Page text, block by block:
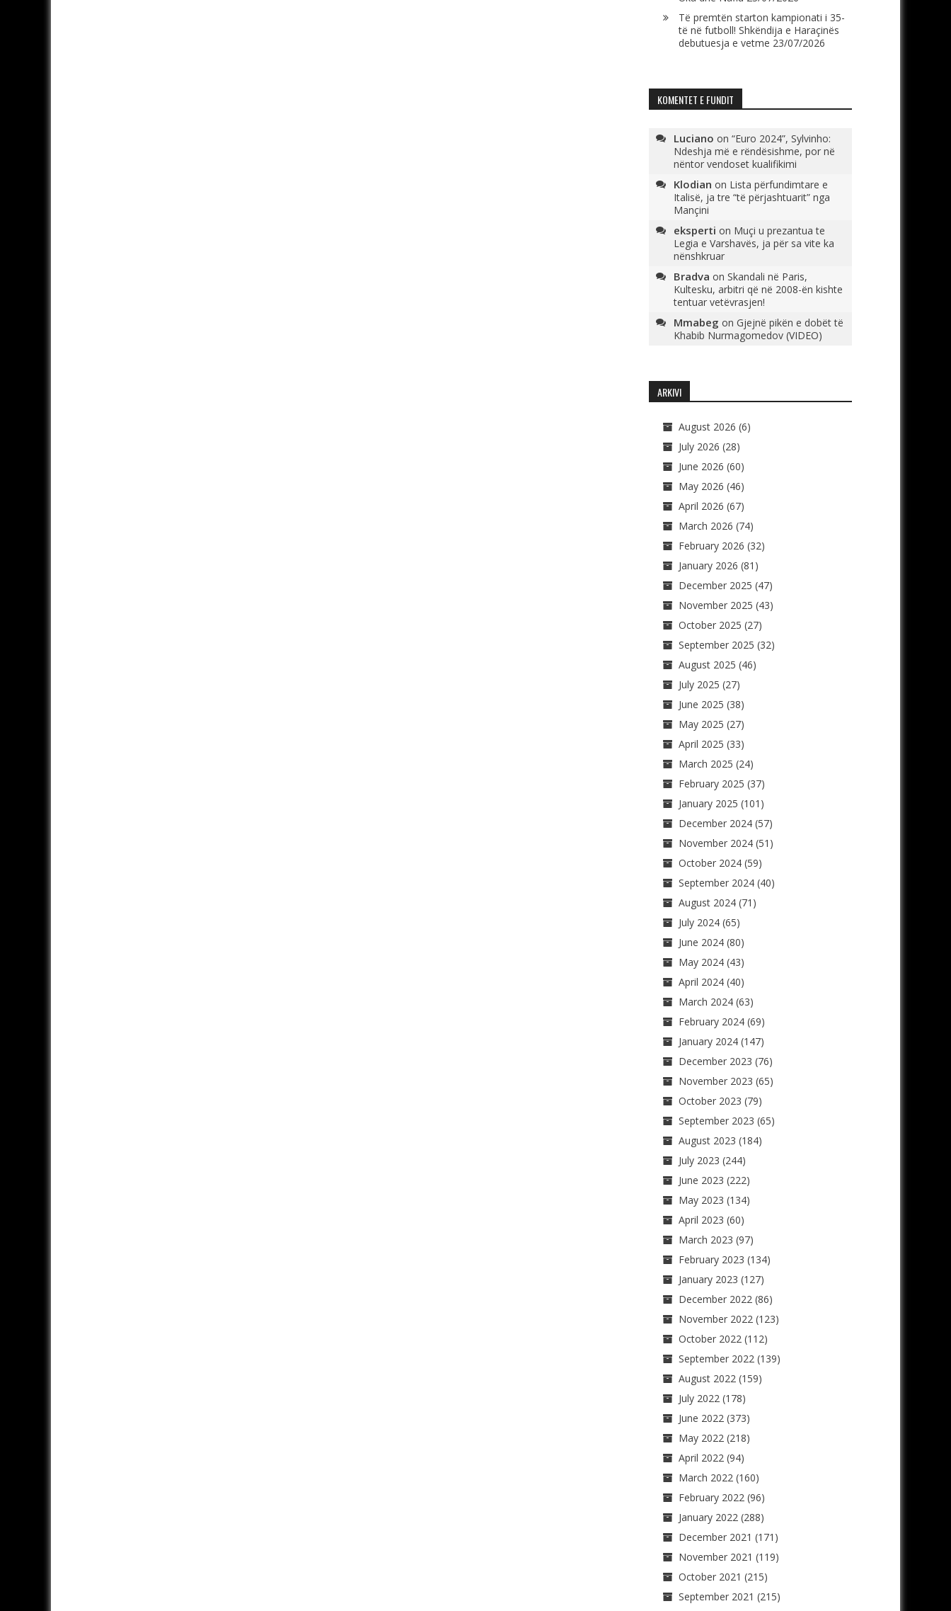
Të premtën starton kampionati i 35-
të në futboll! Shkëndija e Haraçinës
debutuesja e vetme 23/07/2026
KOMENTET E FUNDIT
Luciano on “Euro 2024”, Sylvinho:
Ndeshja më e rëndësishme, por në
nëntor vendoset kualifikimi
Klodian on Lista përfundimtare e
Italisë, ja tre “të përjashtuarit” nga
Mançini
eksperti on Muçi u prezantua te
Legia e Varshavës, ja për sa vite ka
nënshkruar
Bradva on Skandali në Paris,
Kultesku, arbitri që në 2008-ën kishte
tentuar vetëvrasjen!
Mmabeg on Gjejnë pikën e dobët të
Khabib Nurmagomedov (VIDEO)
ARKIVI
August 2026 (6)
July 2026 (28)
June 2026 (60)
May 2026 (46)
April 2026 (67)
March 2026 (74)
February 2026 (32)
January 2026 (81)
December 2025 (47)
November 2025 (43)
October 2025 (27)
September 2025 (32)
August 2025 (46)
July 2025 (27)
June 2025 (38)
May 2025 (27)
April 2025 (33)
March 2025 (24)
February 2025 (37)
January 2025 (101)
December 2024(57)
November 2024(51)
October 2024(59)
September 2024(40)
August 2024(71)
July 2024(65)
June 2024(80)
May 2024(43)
April 2024(40)
March 2024(63)
February 2024(69)
January 2024(147)
December 2023 (76)
November 2023 (65)
October 2023 (79)
September 2023 (65)
August 2023 (184)
July 2023 (244)
June 2023 (222)
May 2023 (134)
April 2023 (60)
March 2023 (97)
February 2023 (134)
January 2023 (127)
December 2022(86)
November 2022(123)
October 2022(112)
September 2022(139)
August 2022(159)
July 2022(178)
June 2022(373)
May 2022(218)
April 2022(94)
March 2022(160)
February 2022(96)
January 2022(288)
December 2021 (171)
November 2021 (119)
October 2021 (215)
September 2021 (215)